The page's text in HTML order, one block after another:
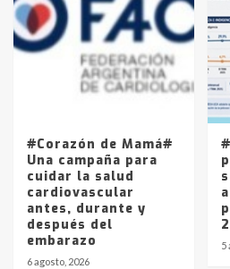
4
joven de Trenque
Los precios de
La Pampa,
entre 857 a 1338
#Corazón de Mamá#
Una campaña para
cuidar la salud
cardiovascular
antes, durante y
después del
embarazo
6 agosto, 2026
5